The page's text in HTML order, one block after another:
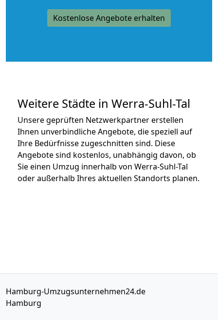
Kostenlose Angebote erhalten
Weitere Städte in Werra-Suhl-Tal
Unsere geprüften Netzwerkpartner erstellen
Ihnen unverbindliche Angebote, die speziell auf
Ihre Bedürfnisse zugeschnitten sind. Diese
Angebote sind kostenlos, unabhängig davon, ob
Sie einen Umzug innerhalb von Werra-Suhl-Tal
oder außerhalb Ihres aktuellen Standorts planen.
Hamburg-Umzugsunternehmen24.de
Hamburg